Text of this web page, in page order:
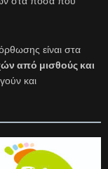
είναι στα
από μισθούς και
και